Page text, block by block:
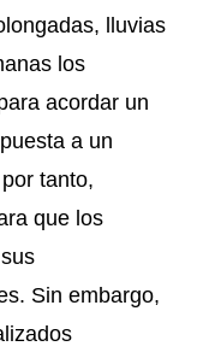
lluvias
los
acordar un
a un
tanto,
que los
Sin embargo,